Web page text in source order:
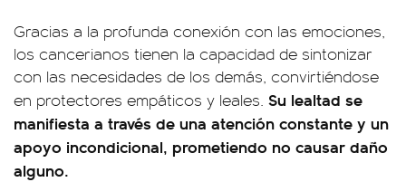
Gracias a la profunda conexión con las emociones,
los cancerianos tienen la capacidad de sintonizar
con las necesidades de los demás, convirtiéndose
en protectores empáticos y leales. Su lealtad se
manifiesta a través de una atención constante y un
apoyo incondicional, prometiendo no causar daño
alguno.